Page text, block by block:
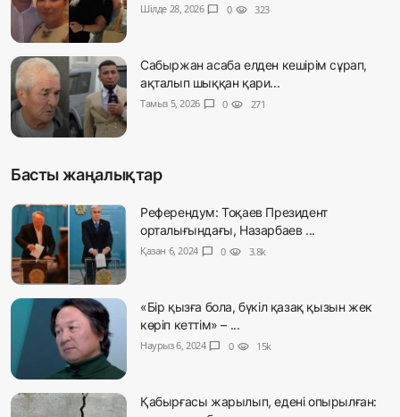
Шілде 28, 2026 chat_bubble 0 visibility 323
Сабыржан асаба елден кешірім сұрап,
ақталып шыққан қари...
Тамыз 5, 2026 chat_bubble 0 visibility 271
Басты жаңалықтар
Референдум: Тоқаев Президент
орталығындағы, Назарбаев ...
Қазан 6, 2024 chat_bubble 0 visibility 3.8k
«Бір қызға бола, бүкіл қазақ қызын жек
көріп кеттім» – ...
Наурыз 6, 2024 chat_bubble 0 visibility 15k
Қабырғасы жарылып, едені опырылған: